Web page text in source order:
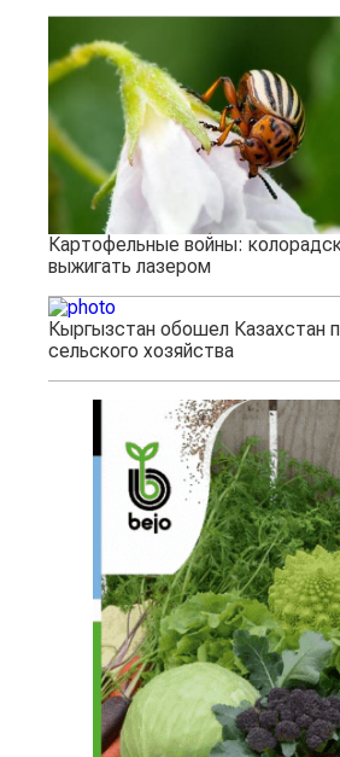
Картофельные войны:
выжигать лазером
Кыргызстан обошел Казахстан
сельского хозяйства